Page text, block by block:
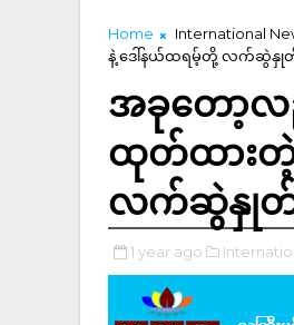
Home International
နဲ့ ဒေါ်နယ်ထရမ့်တို့ လက်ဆွဲနှုတ်
အခုတော့လ
ထုတ်ထားတဲ့
လက်ဆွဲနှုတ်ဆ
1 year ago